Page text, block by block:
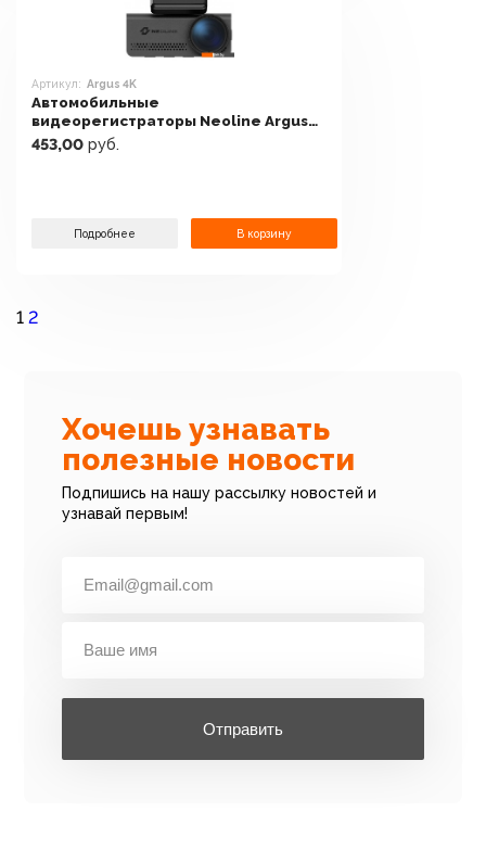
Артикул: Argus 4K
Автомобильные
видеорегистраторы Neoline Argus
4K
453,00 руб.
Подробнее В корзину
1 2
Хочешь узнавать
полезные новости
Подпишись на нашу рассылку новостей и
узнавай первым!
Отправить